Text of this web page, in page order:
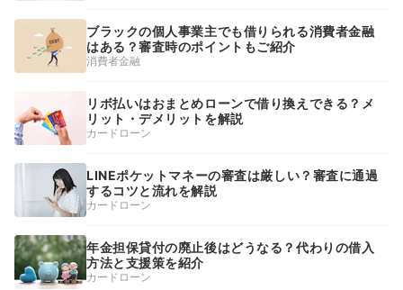
ブラックの個人事業主でも借りられる消費者金融
はある？審査時のポイントもご紹介
消費者金融
リボ払いはおまとめローンで借り換えできる？メ
リット・デメリットを解説
カードローン
LINEポケットマネーの審査は厳しい？審査に通過
するコツと流れを解説
カードローン
年金担保貸付の廃止後はどうなる？代わりの借入
方法と支援策を紹介
カードローン